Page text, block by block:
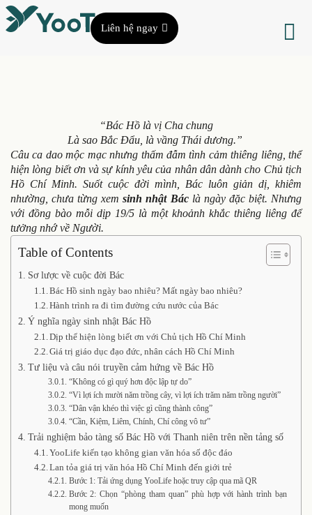
Liên hệ ngay
“Bác Hồ là vị Cha chung
Là sao Bắc Đẩu, là vầng Thái dương.”
Câu ca dao mộc mạc nhưng thấm đẫm tình cảm thiêng liêng, thể
hiện lòng biết ơn và sự kính yêu của nhân dân dành cho Chủ tịch
Hồ Chí Minh. Suốt cuộc đời mình, Bác luôn giản dị, khiêm
nhường, chưa từng xemsinh nhật Báclà ngày đặc biệt. Nhưng
với đồng bào mỗi dịp 19/5 là một khoảnh khắc thiêng liêng để
tưởng nhớ về Người.
Table of Contents
Sơ lược về cuộc đời Bác
Bác Hồ sinh ngày bao nhiêu? Mất ngày bao nhiêu?
Hành trình ra đi tìm đường cứu nước của Bác
Ý nghĩa ngày sinh nhật Bác Hồ
Dịp thể hiện lòng biết ơn với Chủ tịch Hồ Chí Minh
Giá trị giáo dục đạo đức, nhân cách Hồ Chí Minh
Tư liệu và câu nói truyền cảm hứng về Bác Hồ
“Không có gì quý hơn độc lập tự do”
“Vì lợi ích mười năm trồng cây, vì lợi ích trăm năm trồng người”
“Dân vận khéo thì việc gì cũng thành công”
“Cần, Kiệm, Liêm, Chính, Chí công vô tư”
Trải nghiệm bảo tàng số Bác Hồ với Thanh niên trên nền tảng số
YooLife kiến tạo không gian văn hóa số độc đáo
Lan tỏa giá trị văn hóa Hồ Chí Minh đến giới trẻ
Bước 1: Tải ứng dụng YooLife hoặc truy cập qua mã QR
Bước 2: Chọn “phòng tham quan” phù hợp với hành trình bạn
mong muốn